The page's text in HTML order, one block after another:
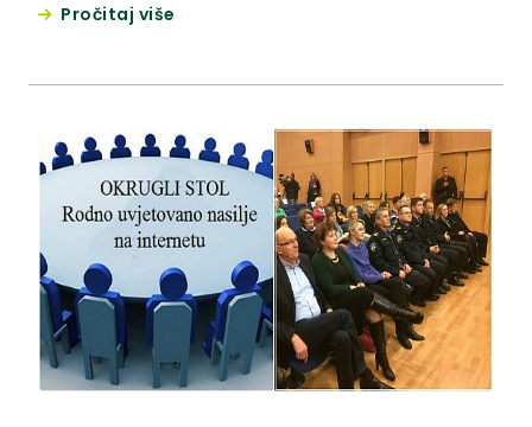
Velikoj galeriji Grada Zaboka.
Pročitaj više